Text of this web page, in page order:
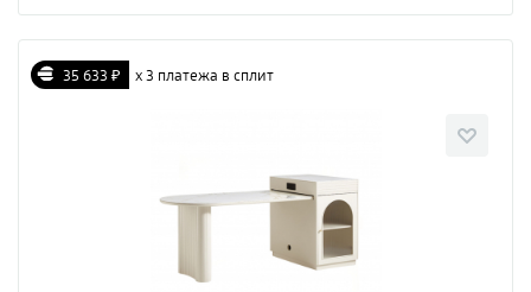
35 633 ₽ х 3 платежа в сплит